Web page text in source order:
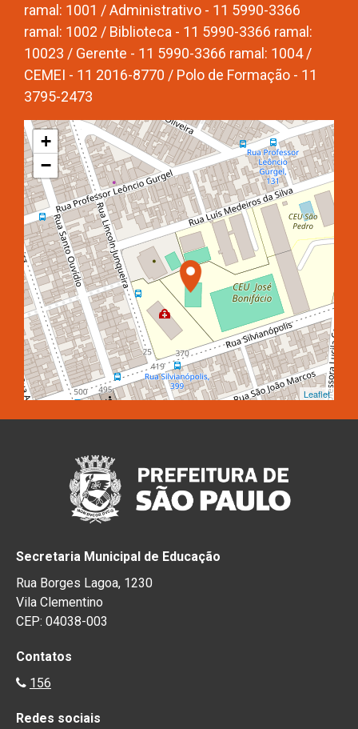
ramal: 1001 / Administrativo - 11 5990-3366
ramal: 1002 / Biblioteca - 11 5990-3366 ramal:
10023 / Gerente - 11 5990-3366 ramal: 1004 /
CEMEI - 11 2016-8770 / Polo de Formação - 11
3795-2473
+
−
Leaflet
Secretaria Municipal de Educação
Rua Borges Lagoa, 1230
Vila Clementino
CEP: 04038-003
Contatos
156
Redes sociais